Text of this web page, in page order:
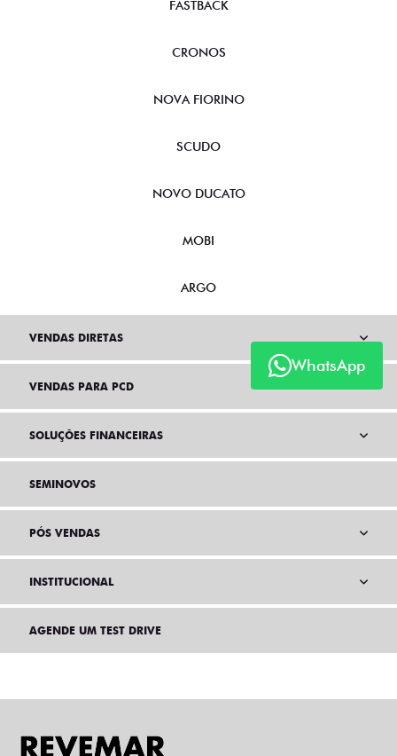
WhatsApp
FASTBACK
CRONOS
NOVA FIORINO
SCUDO
NOVO DUCATO
MOBI
ARGO
VENDAS DIRETAS
VENDAS PARA PCD
SOLUÇÕES FINANCEIRAS
SEMINOVOS
PÓS VENDAS
INSTITUCIONAL
AGENDE UM TEST DRIVE